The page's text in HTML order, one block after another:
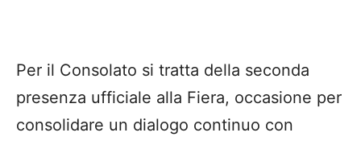
Per il Consolato si tratta della seconda
presenza ufficiale alla Fiera, occasione per
consolidare un dialogo continuo con